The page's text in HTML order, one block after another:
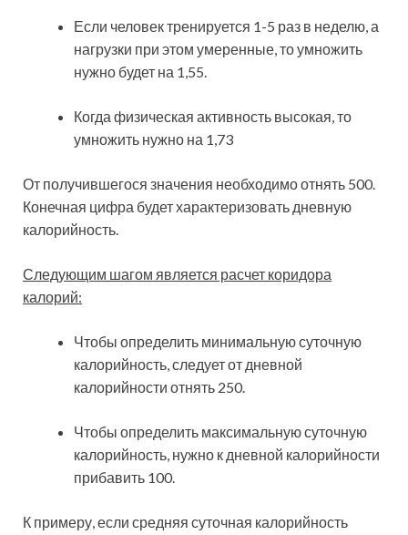
Если человек тренируется 1-5 раз в неделю, а
нагрузки при этом умеренные, то умножить
нужно будет на 1,55.
Когда физическая активность высокая, то
умножить нужно на 1,73
От получившегося значения необходимо отнять 500.
Конечная цифра будет характеризовать дневную
калорийность.
Следующим шагом является расчет коридора
калорий:
Чтобы определить минимальную суточную
калорийность, следует от дневной
калорийности отнять 250.
Чтобы определить максимальную суточную
калорийность, нужно к дневной калорийности
прибавить 100.
К примеру, если средняя суточная калорийность